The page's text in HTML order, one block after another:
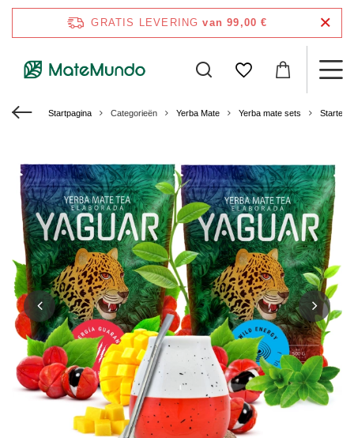
GRATIS LEVERING van 99,00 €
Startpagina Categorieën Yerba Mate Yerba mate sets